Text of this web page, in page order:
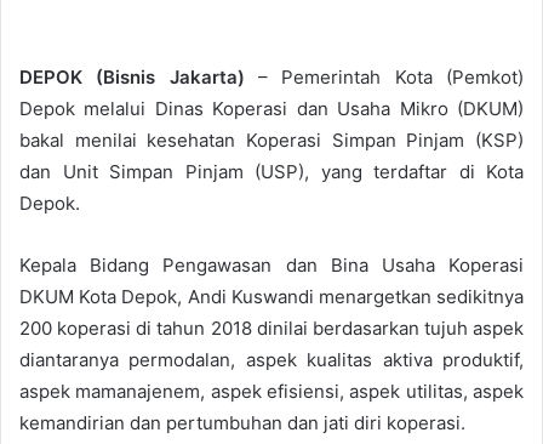
DEPOK (Bisnis Jakarta) – Pemerintah Kota (Pemkot)
Depok melalui Dinas Koperasi dan Usaha Mikro (DKUM)
bakal menilai kesehatan Koperasi Simpan Pinjam (KSP)
dan Unit Simpan Pinjam (USP), yang terdaftar di Kota
Depok.
Kepala Bidang Pengawasan dan Bina Usaha Koperasi
DKUM Kota Depok, Andi Kuswandi menargetkan sedikitnya
200 koperasi di tahun 2018 dinilai berdasarkan tujuh aspek
diantaranya permodalan, aspek kualitas aktiva produktif,
aspek mamanajenem, aspek efisiensi, aspek utilitas, aspek
kemandirian dan pertumbuhan dan jati diri koperasi.